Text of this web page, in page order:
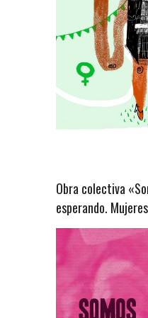
Obra colectiva
esperando.